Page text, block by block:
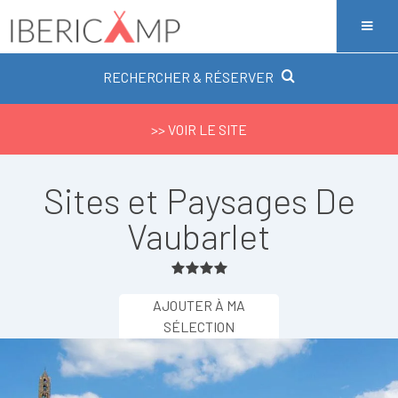
RECHERCHER & RÉSERVER
>> VOIR LE SITE
Sites et Paysages De
Vaubarlet
AJOUTER À MA
SÉLECTION